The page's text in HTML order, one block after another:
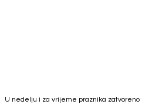
U nedelju i za vrijeme praznika zatvoreno